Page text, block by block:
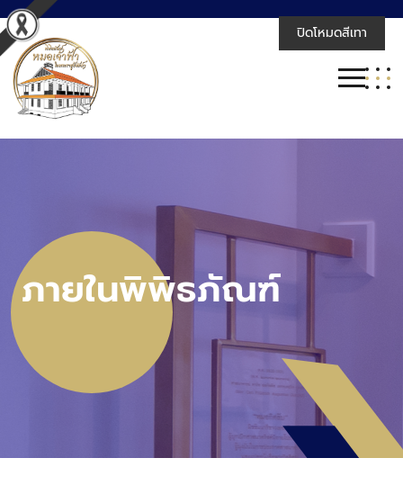
ภายในพิพิธภัณฑ์
ปิดโหมดสีเทา